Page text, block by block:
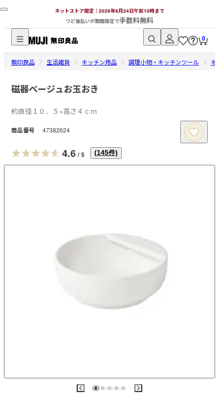
ネットストア限定｜2026年8月24日午前10時まで
つど後払いが期間限定で手数料無料
無
印
品
ッ
ス
ト
0
無印良品 生活雑貨 キッチン用品 調理小物・キッチンツール キ
磁器ベージュお玉おき
約直径１０．５×高さ４ｃｍ
商品番号 47382624
4.6 / 5 (145件)